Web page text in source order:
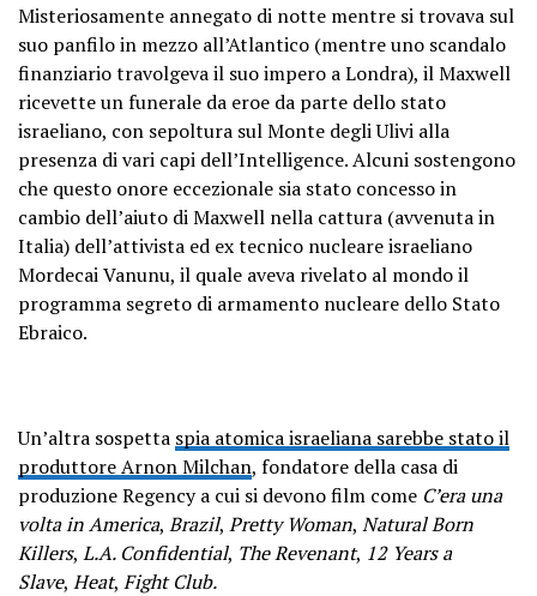
Misteriosamente annegato di notte mentre si trovava sul
suo panfilo in mezzo all’Atlantico (mentre uno scandalo
finanziario travolgeva il suo impero a Londra), il Maxwell
ricevette un funerale da eroe da parte dello stato
israeliano, con sepoltura sul Monte degli Ulivi alla
presenza di vari capi dell’Intelligence. Alcuni sostengono
che questo onore eccezionale sia stato concesso in
cambio dell’aiuto di Maxwell nella cattura (avvenuta in
Italia) dell’attivista ed ex tecnico nucleare israeliano
Mordecai Vanunu, il quale aveva rivelato al mondo il
programma segreto di armamento nucleare dello Stato
Ebraico.
Un’altra sospetta spia atomica israeliana sarebbe stato il
produttore Arnon Milchan, fondatore della casa di
produzione Regency a cui si devono film come C’era una
volta in America, Brazil, Pretty Woman, Natural Born
Killers, L.A. Confidential, The Revenant, 12 Years a
Slave, Heat, Fight Club.